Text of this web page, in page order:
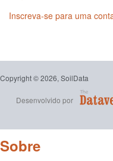
Inscreva-se para uma
Copyright © 2026, SoilData
Desenvolvido por
Sobre